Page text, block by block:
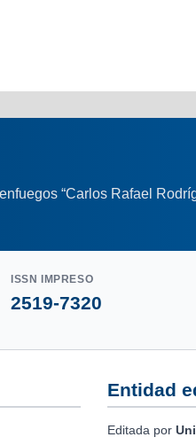
“Carlos Rafael
ISSN IMPRESO
2519-7320
Entidad
Editada por